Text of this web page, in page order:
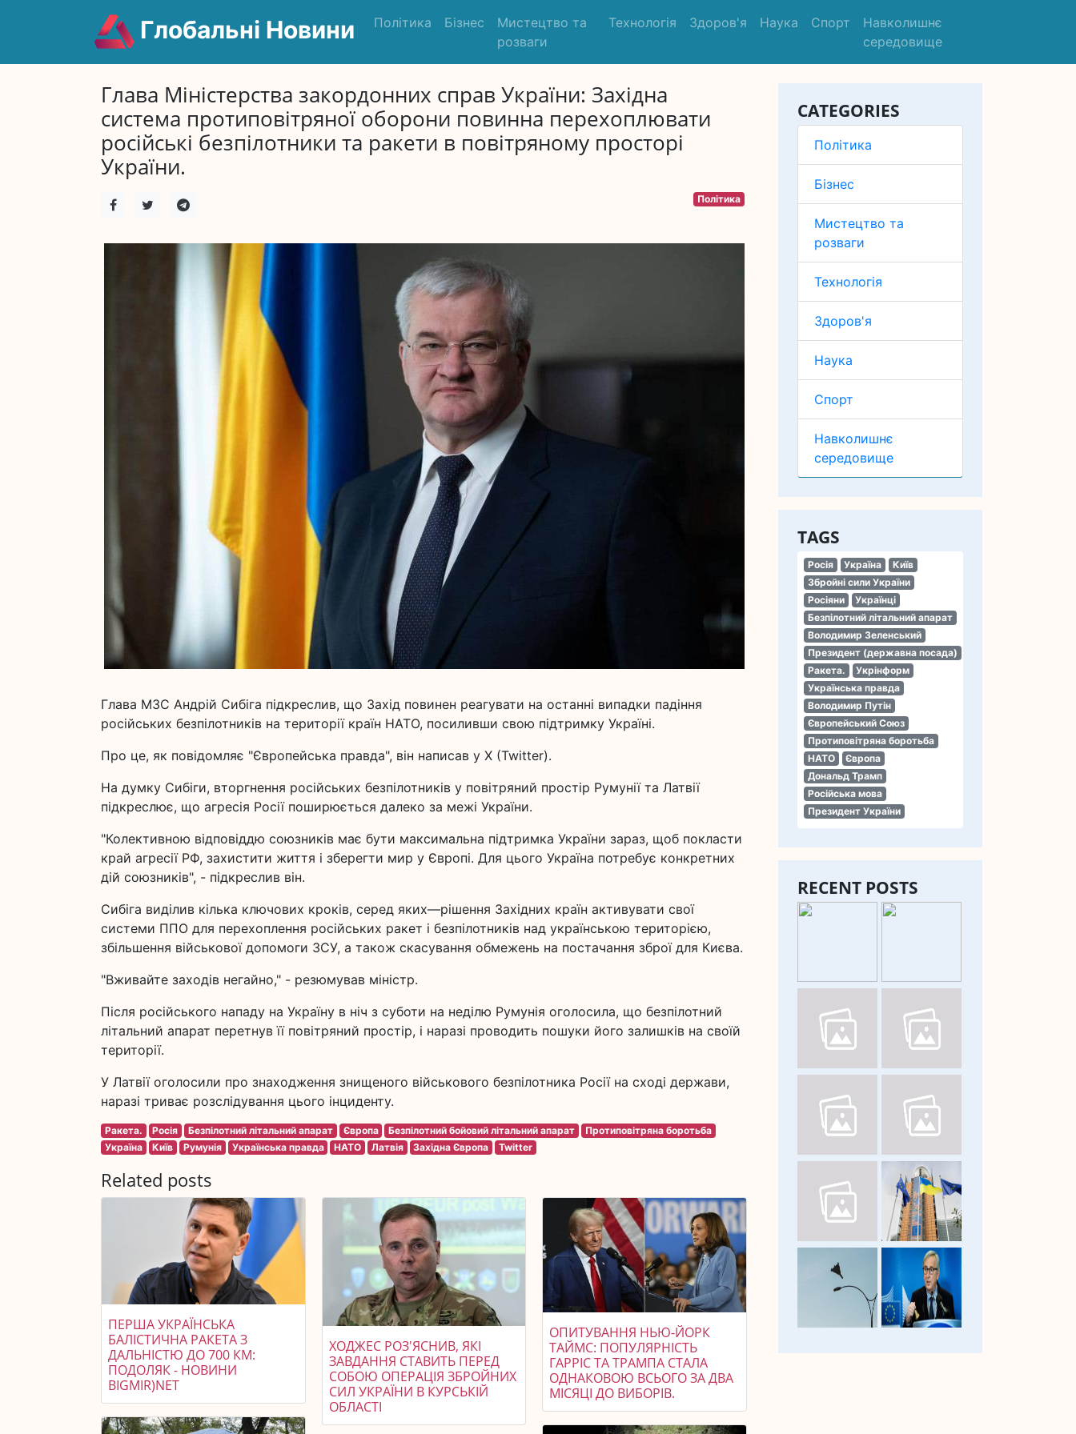
Глобальні Новини Політика Бізнес
Мистецтво та
розваги
Технологія Здоров'я Наука Спорт
Навколишнє
середовище
CATEGORIES
Політика
Бізнес
Мистецтво та
розваги
Технологія
Здоров'я
Наука
Спорт
Навколишнє
середовище
TAGS
Росія Україна
Київ
Збройні сили України
Росіяни
Українці
Безпілотний літальний апарат
Володимир Зеленський
Президент (державна посада)
Ракета.
Укрінформ
Українська правда
Володимир Путін
Європейський Союз
Протиповітряна боротьба
НАТО
Європа
Дональд Трамп
Російська мова
Президент України
RECENT POSTS
Глава Міністерства закордонних справ України: Західна
система протиповітряної оборони повинна перехоплювати
російські безпілотники та ракети в повітряному просторі
України.
Політика
Глава МЗС Андрій Сибіга підкреслив, що Захід повинен реагувати на останні випадки падіння
російських безпілотників на території країн НАТО, посиливши свою підтримку Україні.
Про це, як повідомляє "Європейська правда", він написав у X (Twitter).
На думку Сибіги, вторгнення російських безпілотників у повітряний простір Румунії та Латвії
підкреслює, що агресія Росії поширюється далеко за межі України.
"Колективною відповіддю союзників має бути максимальна підтримка України зараз, щоб покласти
край агресії РФ, захистити життя і зберегти мир у Європі. Для цього Україна потребує конкретних
дій союзників", - підкреслив він.
Сибіга виділив кілька ключових кроків, серед яких—рішення Західних країн активувати свої
системи ППО для перехоплення російських ракет і безпілотників над українською територією,
збільшення військової допомоги ЗСУ, а також скасування обмежень на постачання зброї для Києва.
"Вживайте заходів негайно," - резюмував міністр.
Після російського нападу на Україну в ніч з суботи на неділю Румунія оголосила, що безпілотний
літальний апарат перетнув її повітряний простір, і наразі проводить пошуки його залишків на своїй
території.
У Латвії оголосили про знаходження знищеного військового безпілотника Росії на сході держави,
наразі триває розслідування цього інциденту.
Ракета. Росія Безпілотний літальний апарат Європа Безпілотний бойовий літальний апарат
Протиповітряна боротьба
Україна
Київ Румунія Українська правда НАТО Латвія Західна Європа Twitter
Related posts
ПЕРША УКРАЇНСЬКА
БАЛІСТИЧНА РАКЕТА З
ДАЛЬНІСТЮ ДО 700 КМ:
ПОДОЛЯК - НОВИНИ
BIGMIR)NET
ХОДЖЕС РОЗ'ЯСНИВ, ЯКІ
ЗАВДАННЯ СТАВИТЬ ПЕРЕД
СОБОЮ ОПЕРАЦІЯ ЗБРОЙНИХ
СИЛ УКРАЇНИ В КУРСЬКІЙ
ОБЛАСТІ
ОПИТУВАННЯ НЬЮ-ЙОРК
ТАЙМС: ПОПУЛЯРНІСТЬ
ГАРРІС ТА ТРАМПА СТАЛА
ОДНАКОВОЮ ВСЬОГО ЗА ДВА
МІСЯЦІ ДО ВИБОРІВ.